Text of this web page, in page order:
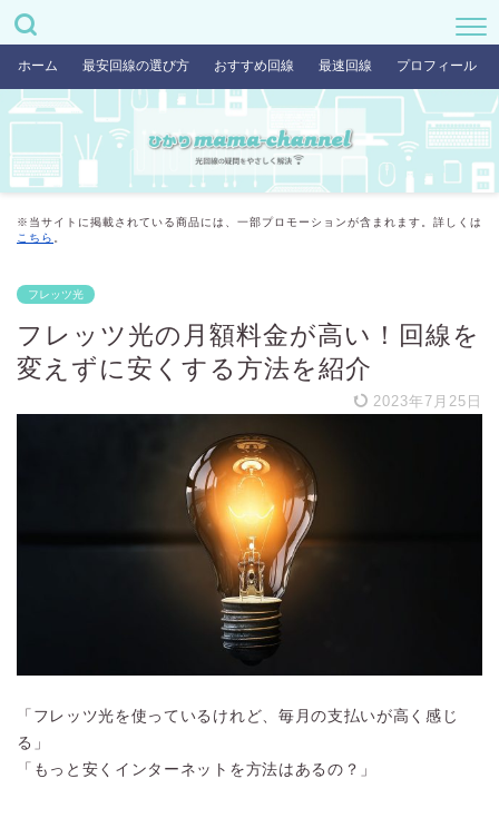
ホーム 最安回線の選び方 おすすめ回線 最速回線 プロフィール
※当サイトに掲載されている商品には、一部プロモーションが含まれます。詳しくは
こちら 。
フレッツ光
フレッツ光の月額料金が高い！回線を
変えずに安くする方法を紹介
2023年7月25日
「フレッツ光を使っているけれど、毎月の支払いが高く感じ
る」
「もっと安くインターネットを方法はあるの？」